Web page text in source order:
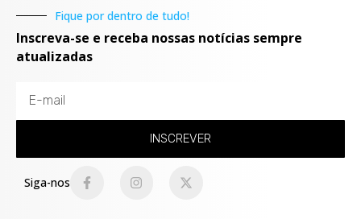
Fique por dentro de tudo!
Inscreva-se e receba nossas notícias sempre
atualizadas
INSCREVER
Siga-nos